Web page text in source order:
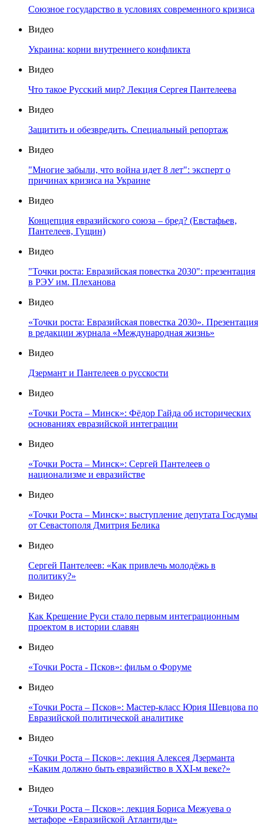
Союзное государство в условиях современного кризиса
Видео
Украина: корни внутреннего конфликта
Видео
Что такое Русский мир? Лекция Сергея Пантелеева
Видео
Защитить и обезвредить. Специальный репортаж
Видео
"Многие забыли, что война идет 8 лет": эксперт о
причинах кризиса на Украине
Видео
Концепция евразийского союза – бред? (Евстафьев,
Пантелеев, Гущин)
Видео
"Точки роста: Евразийская повестка 2030": презентация
в РЭУ им. Плеханова
Видео
«Точки роста: Евразийская повестка 2030». Презентация
в редакции журнала «Международная жизнь»
Видео
Дзермант и Пантелеев о русскости
Видео
«Точки Роста – Минск»: Фёдор Гайда об исторических
основаниях евразийской интеграции
Видео
«Точки Роста – Минск»: Сергей Пантелеев о
национализме и евразийстве
Видео
«Точки Роста – Минск»: выступление депутата Госдумы
от Севастополя Дмитрия Белика
Видео
Сергей Пантелеев: «Как привлечь молодёжь в
политику?»
Видео
Как Крещение Руси стало первым интеграционным
проектом в истории славян
Видео
«Точки Роста - Псков»: фильм о Форуме
Видео
«Точки Роста – Псков»: Мастер-класс Юрия Шевцова по
Евразийской политической аналитике
Видео
«Точки Роста – Псков»: лекция Алексея Дзерманта
«Каким должно быть евразийство в XXI-м веке?»
Видео
«Точки Роста – Псков»: лекция Бориса Межуева о
метафоре «Евразийской Атлантиды»